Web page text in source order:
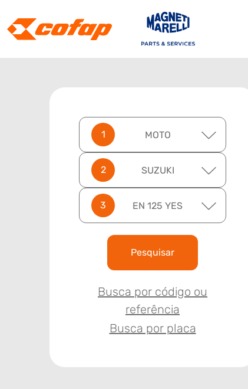
MOTO
SUZUKI
EN 125 YES
Pesquisar
Busca por código ou
referência
Busca por placa